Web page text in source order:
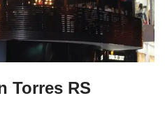
Torres RS